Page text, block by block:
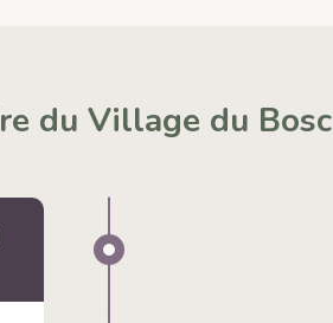
du Village du Bosc